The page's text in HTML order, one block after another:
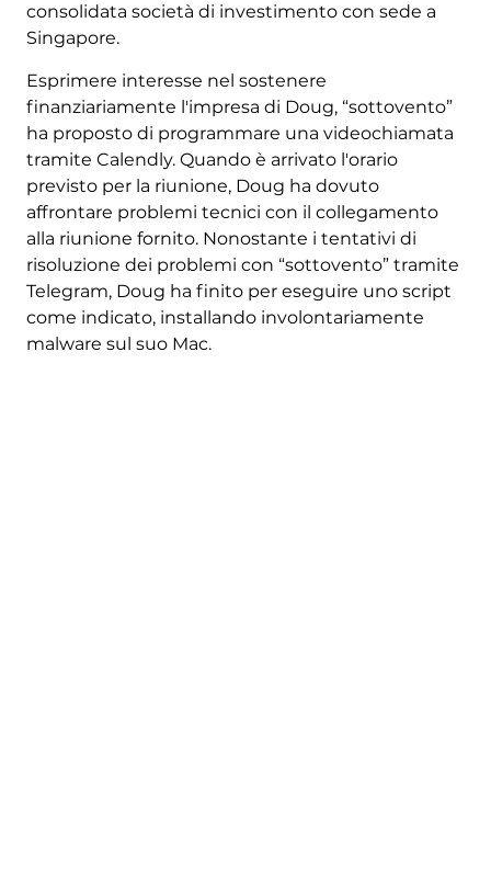
consolidata società di investimento con sede a
Singapore.
Esprimere interesse nel sostenere
finanziariamente l'impresa di Doug, “sottovento”
ha proposto di programmare una videochiamata
tramite Calendly. Quando è arrivato l'orario
previsto per la riunione, Doug ha dovuto
affrontare problemi tecnici con il collegamento
alla riunione fornito. Nonostante i tentativi di
risoluzione dei problemi con “sottovento” tramite
Telegram, Doug ha finito per eseguire uno script
come indicato, installando involontariamente
malware sul suo Mac.